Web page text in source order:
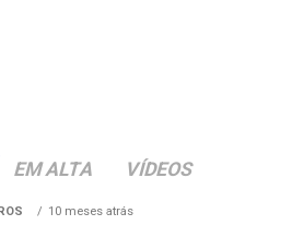
EM ALTA VÍDEOS
10 meses atrás